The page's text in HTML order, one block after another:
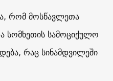
რომ მოსწავლეთა
სომხეთის სამოციქულო
რაც სინამდვილეში